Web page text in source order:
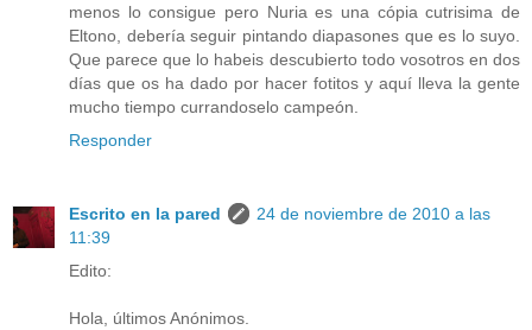
menos lo consigue pero Nuria es una cópia cutrisima de
Eltono, debería seguir pintando diapasones que es lo suyo.
Que parece que lo habeis descubierto todo vosotros en dos
días que os ha dado por hacer fotitos y aquí lleva la gente
mucho tiempo currandoselo campeón.
Responder
Escrito en la pared
24 de noviembre de 2010 a las
11:39
Edito:
Hola, últimos Anónimos.